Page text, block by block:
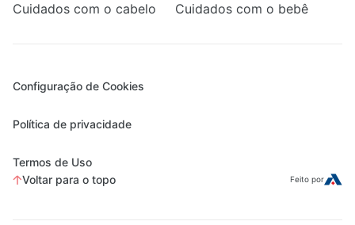
Cuidados com o cabelo Cuidados com o bebê
Configuração de Cookies
Política de privacidade
Termos de Uso
Voltar para o topo
Feito por